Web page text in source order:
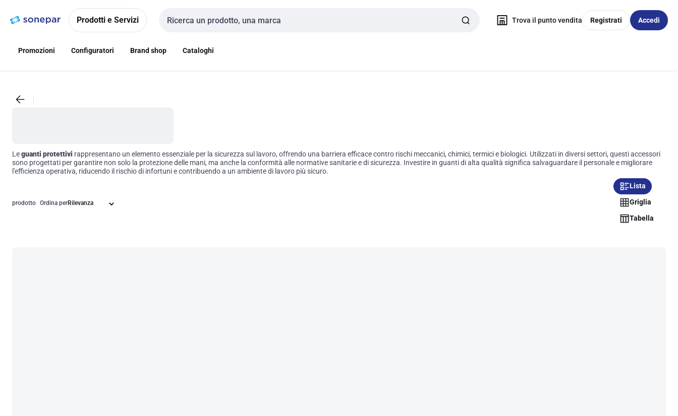
navigazionealla
Prodotti e Servizi
Cerca input
Trova il punto vendita Registrati Accedi
Promozioni Configuratori Brand shop Cataloghi
Leguanti protettivi rappresentano un elemento essenziale per la sicurezza sul lavoro, offrendo una barriera efficace contro rischi meccanici, chimici, termici e biologici. Utilizzati in diversi settori, questi accessori
sono progettati per garantire non solo la protezione delle mani, ma anche la conformità alle normative sanitarie e di sicurezza. Investire in guanti di alta qualità significa salvaguardare il personale e migliorare
l'efficienza operativa, riducendo il rischio di infortuni e contribuendo a un ambiente di lavoro più sicuro.
prodotto Ordina per
Lista
Griglia
Tabella